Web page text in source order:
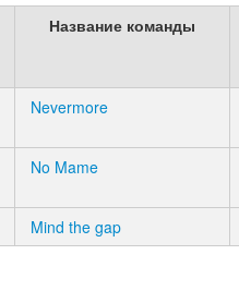
Название команды
Nevermore
No Mame
Mind the gap